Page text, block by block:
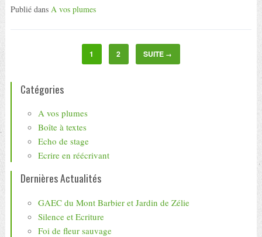
Publié dans A vos plumes
1 2 SUITE →
Catégories
A vos plumes
Boîte à textes
Echo de stage
Ecrire en réécrivant
Dernières Actualités
GAEC du Mont Barbier et Jardin de Zélie
Silence et Ecriture
Foi de fleur sauvage